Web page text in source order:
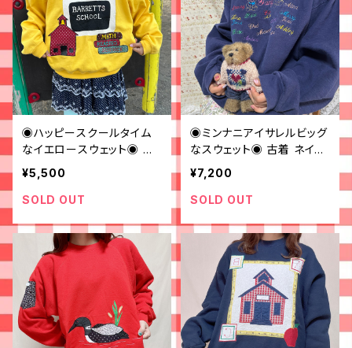
◉ハッピースクールタイム
なイエロースウェット◉ 古
着 黄色
¥5,500
SOLD OUT
◉ミンナニアイサレルビッグ
なスウェット◉ 古着 ネイビ
ー 刺繍 オーバーサイズ
¥7,200
SOLD OUT